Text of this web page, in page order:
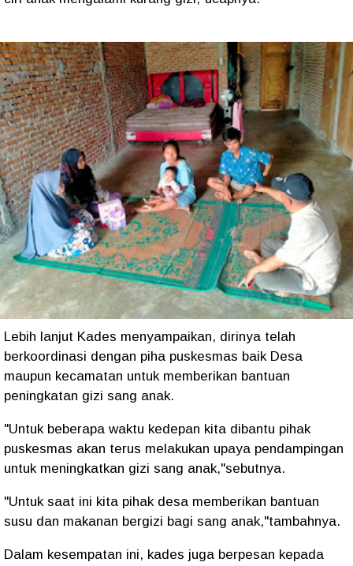
Lebih lanjut Kades menyampaikan, dirinya telah
berkoordinasi dengan piha puskesmas baik Desa
maupun kecamatan untuk memberikan bantuan
peningkatan gizi sang anak.
"Untuk beberapa waktu kedepan kita dibantu pihak
puskesmas akan terus melakukan upaya pendampingan
untuk meningkatkan gizi sang anak,"sebutnya.
"Untuk saat ini kita pihak desa memberikan bantuan
susu dan makanan bergizi bagi sang anak,"tambahnya.
Dalam kesempatan ini, kades juga berpesan kepada